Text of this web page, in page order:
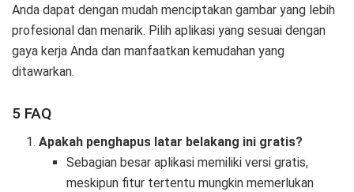
Anda dapat dengan mudah menciptakan gambar yang lebih
profesional dan menarik. Pilih aplikasi yang sesuai dengan
gaya kerja Anda dan manfaatkan kemudahan yang
ditawarkan.
5 FAQ
Apakah penghapus latar belakang ini gratis?
Sebagian besar aplikasi memiliki versi gratis,
meskipun fitur tertentu mungkin memerlukan